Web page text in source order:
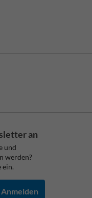
an
und
werden?
ein.
Anmelden